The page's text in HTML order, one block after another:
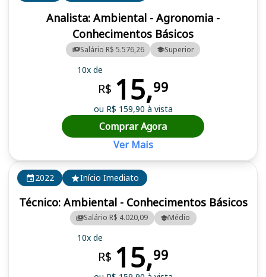
2022 Início Imediato
Técnico: Ambiental - Conhecimentos Básicos
Salário R$ 4.020,09 Médio
10x de
R$ 15,99
Analista: Ambiental - Agronomia -
Conhecimentos Básicos
Salário R$ 5.576,26 Superior
10x de
R$ 15,99
ou R$ 159,90 à vista
Comprar Agora
Ver Mais